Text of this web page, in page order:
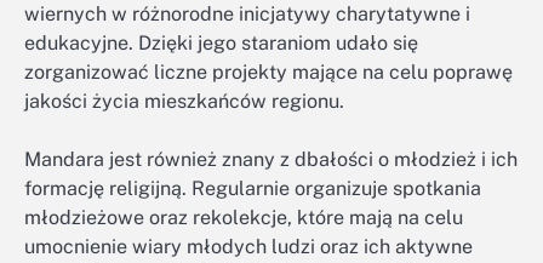
wiernych w różnorodne inicjatywy charytatywne i
edukacyjne. Dzięki jego staraniom udało się
zorganizować liczne projekty mające na celu poprawę
jakości życia mieszkańców regionu.
Mandara jest również znany z dbałości o młodzież i ich
formację religijną. Regularnie organizuje spotkania
młodzieżowe oraz rekolekcje, które mają na celu
umocnienie wiary młodych ludzi oraz ich aktywne